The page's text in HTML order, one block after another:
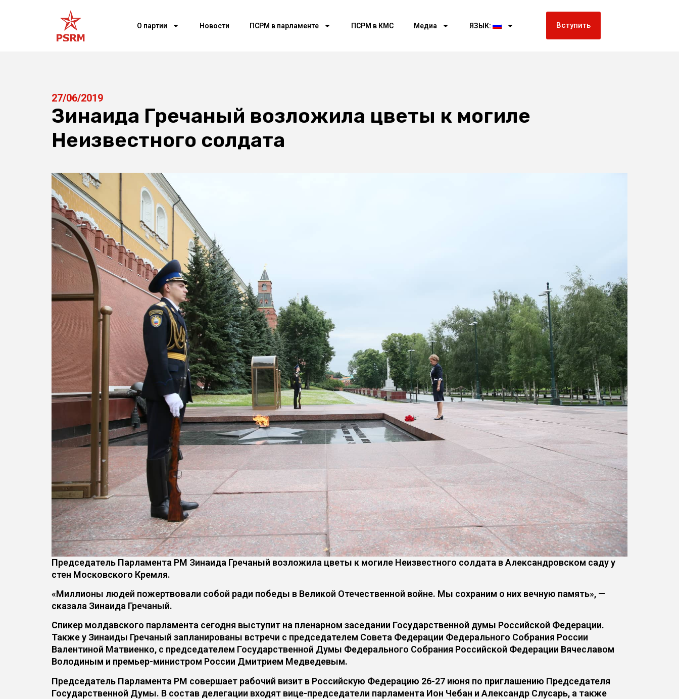
О партии Новости ПСРМ в парламенте ПСРМ в КМС Медиа ЯЗЫК: Вступить
27/06/2019
Зинаида Гречаный возложила цветы к могиле
Неизвестного солдата
Председатель Парламента РМ Зинаида Гречаный возложила цветы к могиле Неизвестного солдата в Александровском саду у
стен Московского Кремля.
«Миллионы людей пожертвовали собой ради победы в Великой Отечественной войне. Мы сохраним о них вечную память», —
сказала Зинаида Гречаный.
Спикер молдавского парламента сегодня выступит на пленарном заседании Государственной думы Российской Федерации.
Также у Зинаиды Гречаный запланированы встречи с председателем Совета Федерации Федерального Собрания России
Валентиной Матвиенко, с председателем Государственной Думы Федерального Собрания Российской Федерации Вячеславом
Володиным и премьер-министром России Дмитрием Медведевым.
Председатель Парламента РМ совершает рабочий визит в Российскую Федерацию 26-27 июня по приглашению Председателя
Государственной Думы. В состав делегации входят вице-председатели парламента Ион Чебан и Александр Слусарь, а также